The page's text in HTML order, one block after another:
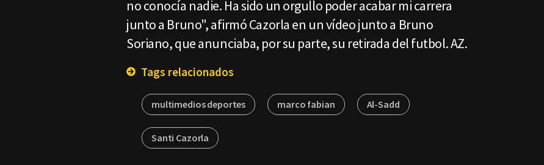
no conocía nadie. Ha sido un orgullo poder acabar mi carrera
junto a Bruno", afirmó Cazorla en un vídeo junto a Bruno
Soriano, que anunciaba, por su parte, su retirada del futbol. AZ.
Tags relacionados
multimedios deportes marco fabian Al-Sadd
Santi Cazorla